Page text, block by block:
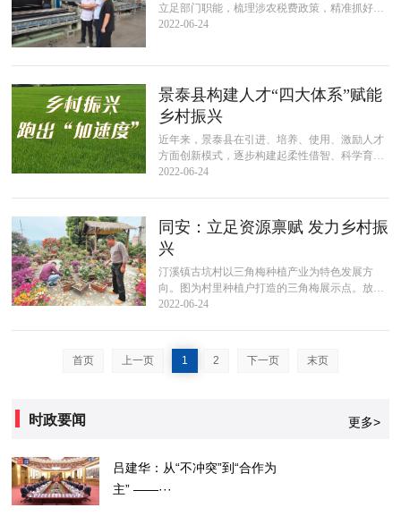
立足部门职能，梳理涉农税费政策，精准抓好政
策落实，持续优化提升税费服务，因地制宜为当
2022-06-24
景泰县构建人才“四大体系”赋能
乡村振兴
近年来，景泰县在引进、培养、使用、激励人才
方面创新模式，逐步构建起柔性借智、科学育
才、作用发挥、诚心关爱“四大”人才体系，有效
2022-06-24
同安：立足资源禀赋 发力乡村振
兴
汀溪镇古坑村以三角梅种植产业为特色发展方
向。图为村里种植户打造的三角梅展示点。放眼
同安：南部，高素质高颜值现代化国际化的同安
2022-06-24
首页 上一页 1 2 下一页 末页
时政要闻 更多>
吕建华：从“不冲突”到“合作为
主” ——···